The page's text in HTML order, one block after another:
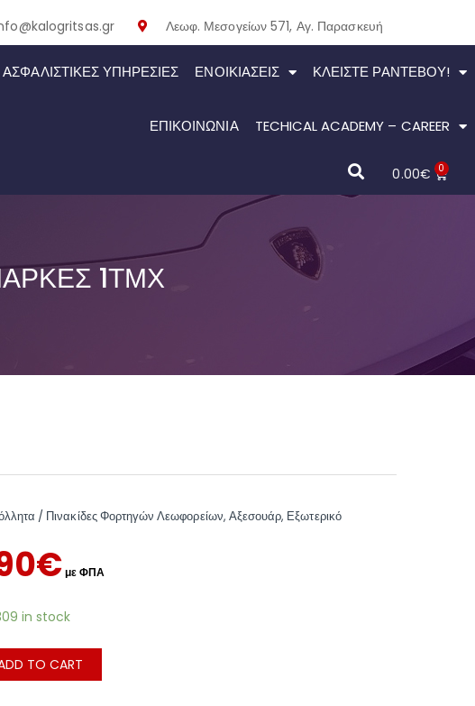
Λεωφ. Μεσογείων 571, Αγ. Παρασκευή
ΑΣΦΑΛΙΣΤΙΚΕΣ ΥΠΗΡΕΣΙΕΣ ΕΝΟΙΚΙΆΣΕΙΣ ΚΛΕΊΣΤΕ ΡΑΝΤΕΒΟΎ!
ΕΠΙΚΟΙΝΩΝΙΑ TECHICAL ACADEMY – CAREER
0.00€ 0
1ΤΜΧ
/ Πινακίδες Φορτηγών Λεωφορείων, Αξεσουάρ, Εξωτερικό
€
in stock
TO CART